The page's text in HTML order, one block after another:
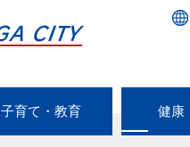
子育て・教育 健康